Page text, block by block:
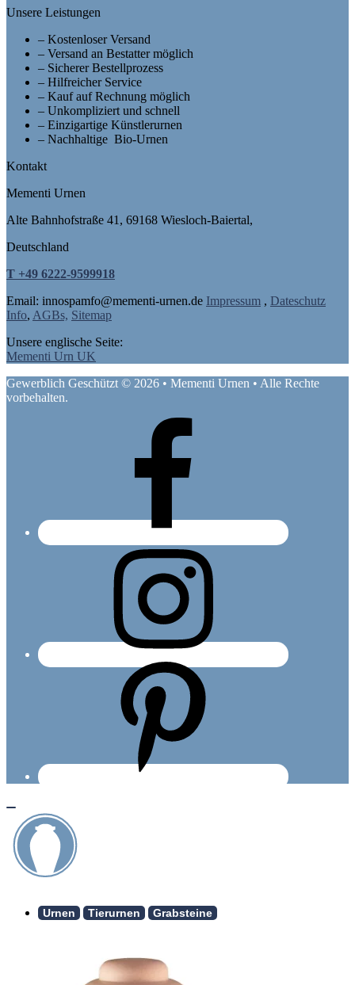
Unsere Leistungen
– Kostenloser Versand
– Versand an Bestatter möglich
– Sicherer Bestellprozess
– Hilfreicher Service
– Kauf auf Rechnung möglich
– Unkompliziert und schnell
– Einzigartige Künstlerurnen
– Nachhaltige Bio-Urnen
Kontakt
Mementi Urnen
Alte Bahnhofstraße 41, 69168 Wiesloch-Baiertal,
Deutschland
T +49 6222-9599918
Email: innospamfo@mementi-urnen.de Impressum , Dateschutz
Info, AGBs, Sitemap
Unsere englische Seite:
Mementi Urn UK
Gewerblich Geschützt © 2026 • Mementi Urnen • Alle Rechte
vorbehalten.
Urnen Tierurnen Grabsteine